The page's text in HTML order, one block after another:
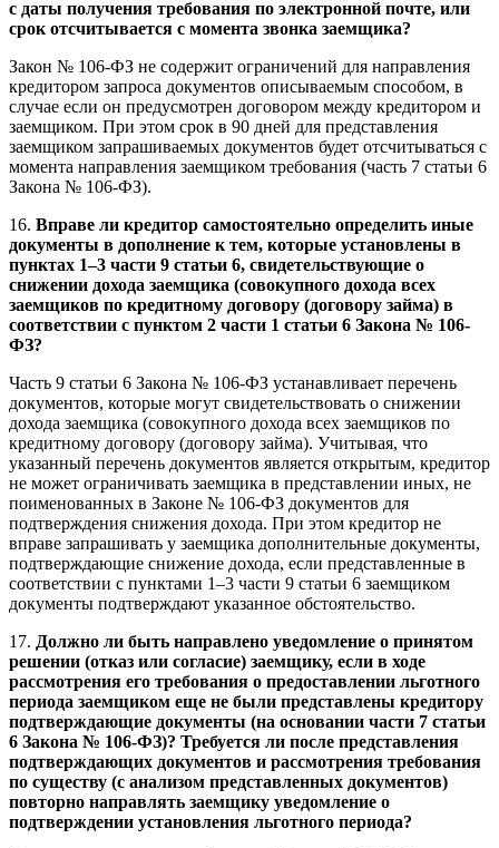
с даты получения требования по электронной почте, или
срок отсчитывается с момента звонка заемщика?
Закон № 106-ФЗ не содержит ограничений для направления
кредитором запроса документов описываемым способом, в
случае если он предусмотрен договором между кредитором и
заемщиком. При этом срок в 90 дней для представления
заемщиком запрашиваемых документов будет отсчитываться с
момента направления заемщиком требования (часть 7 статьи 6
Закона № 106-ФЗ).
16. Вправе ли кредитор самостоятельно определить иные
документы в дополнение к тем, которые установлены в
пунктах 1–3 части 9 статьи 6, свидетельствующие о
снижении дохода заемщика (совокупного дохода всех
заемщиков по кредитному договору (договору займа) в
соответствии с пунктом 2 части 1 статьи 6 Закона № 106-
ФЗ?
Часть 9 статьи 6 Закона № 106-ФЗ устанавливает перечень
документов, которые могут свидетельствовать о снижении
дохода заемщика (совокупного дохода всех заемщиков по
кредитному договору (договору займа). Учитывая, что
указанный перечень документов является открытым, кредитор
не может ограничивать заемщика в представлении иных, не
поименованных в Законе № 106-ФЗ документов для
подтверждения снижения дохода. При этом кредитор не
вправе запрашивать у заемщика дополнительные документы,
подтверждающие снижение дохода, если представленные в
соответствии с пунктами 1–3 части 9 статьи 6 заемщиком
документы подтверждают указанное обстоятельство.
17. Должно ли быть направлено уведомление о принятом
решении (отказ или согласие) заемщику, если в ходе
рассмотрения его требования о предоставлении льготного
периода заемщиком еще не были представлены кредитору
подтверждающие документы (на основании части 7 статьи
6 Закона № 106-ФЗ)? Требуется ли после представления
подтверждающих документов и рассмотрения требования
по существу (с анализом представленных документов)
повторно направлять заемщику уведомление о
подтверждении установления льготного периода?